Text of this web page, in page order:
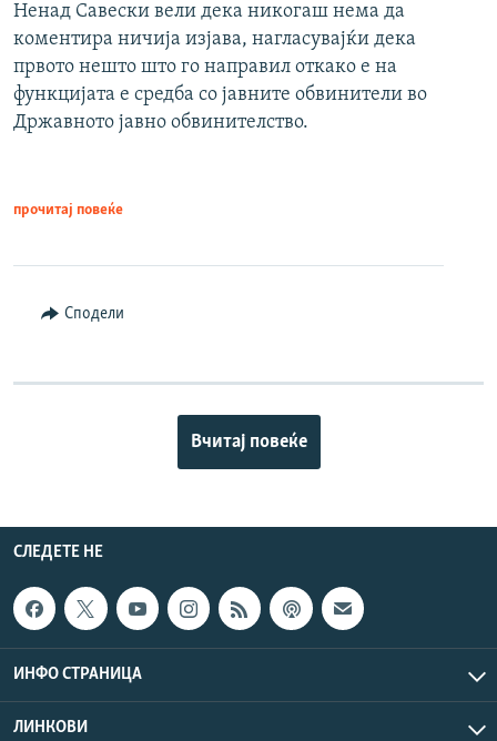
Ненад Савески вели дека никогаш нема да
коментира ничија изјава, нагласувајќи дека
првото нешто што го направил откако е на
функцијата е средба со јавните обвинители во
Државното јавно обвинителство.
прочитај повеќе
Сподели
Вчитај повеќе
СЛЕДЕТЕ НЕ
ИНФО СТРАНИЦА
ЛИНКОВИ